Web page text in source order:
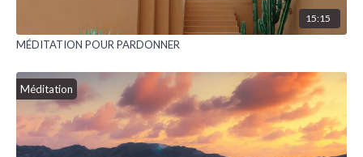
15:15
MÉDITATION POUR PARDONNER
Méditation